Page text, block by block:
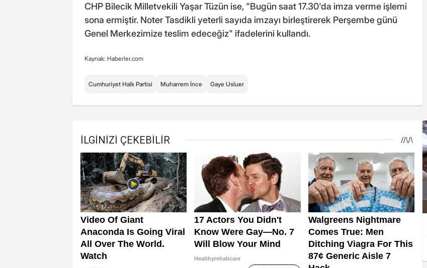
CHP Bilecik Milletvekili Yaşar Tüzün ise, "Bugün saat 17.30'da imza verme işlemi
sona ermiştir. Noter Tasdikli yeterli sayıda imzayı birleştirerek Perşembe günü
Genel Merkezimize teslim edeceğiz" ifadelerini kullandı.
Kaynak: Haberler.com
Cumhuriyet Halk Partisi Muharrem İnce Gaye Usluer